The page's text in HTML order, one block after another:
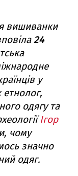
вишиванки
24
у
етнолог,
одягу та
Ігор
чому
значно
одяг.